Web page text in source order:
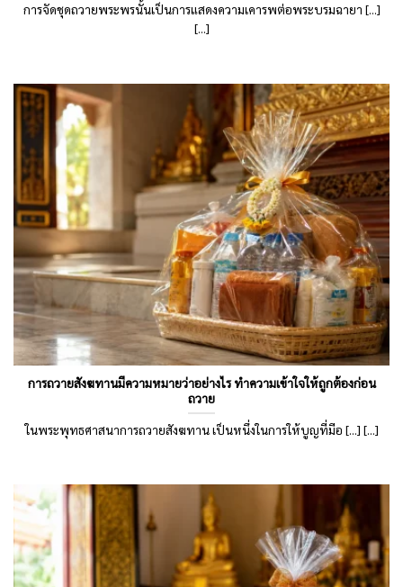
การจัดชุดถวายพระพรนั้นเป็นการแสดงความเคารพต่อพระบรมฉายา [...]
[...]
การถวายสังฆทานมีความหมายว่าอย่างไร ทำความเข้าใจให้ถูกต้องก่อน
ถวาย
ในพระพุทธศาสนาการถวายสังฆทาน เป็นหนึ่งในการให้บูญที่มีอ [...] [...]